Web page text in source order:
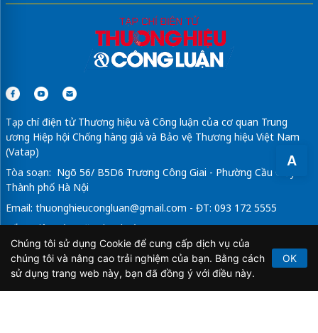
A
Tạp chí điện tử Thương hiệu và Công luận của cơ quan Trung
ương Hiệp hội Chống hàng giả và Bảo vệ Thương hiệu Việt Nam
(Vatap)
Tòa soạn: Ngõ 56/ B5D6 Trương Công Giai - Phường Cầu Giấy -
Thành phố Hà Nội
Email: thuonghieucongluan@gmail.com - ĐT: 093 172 5555
Tổng Biên Tập: Vũ Đức Thuận
Giấy phép hoạt động báo chí điện tử số 64/GP-BTTTT do Bộ
Thông tin và Truyền thông cấp ngày 21/2/2020.
Chúng tôi sử dụng Cookie để cung cấp dịch vụ của
chúng tôi và nâng cao trải nghiệm của bạn. Bằng cách
sử dụng trang web này, bạn đã đồng ý với điều này.
OK